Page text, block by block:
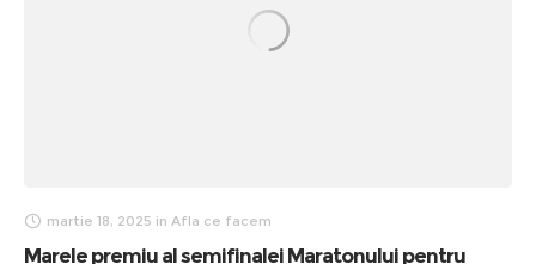
martie 18, 2025 in Afla ce facem
Marele premiu al semifinalei Maratonului pentru